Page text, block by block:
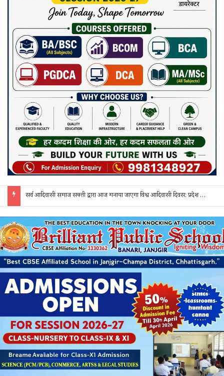
सर्व आदिवासी समाज सक्ती द्वारा आज मनाया जाएगा विश्व आदिवासी दिवस: प्रदेश व जिला स्तर के पदाधिकारी होंगे शामिल